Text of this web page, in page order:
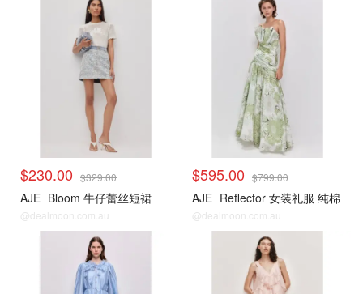
$230.00 $329.00
AJE Bloom 牛仔蕾丝短裙
@dealmoon.com.au
$595.00 $799.00
AJE Reflector 女装礼服 纯棉
@dealmoon.com.au